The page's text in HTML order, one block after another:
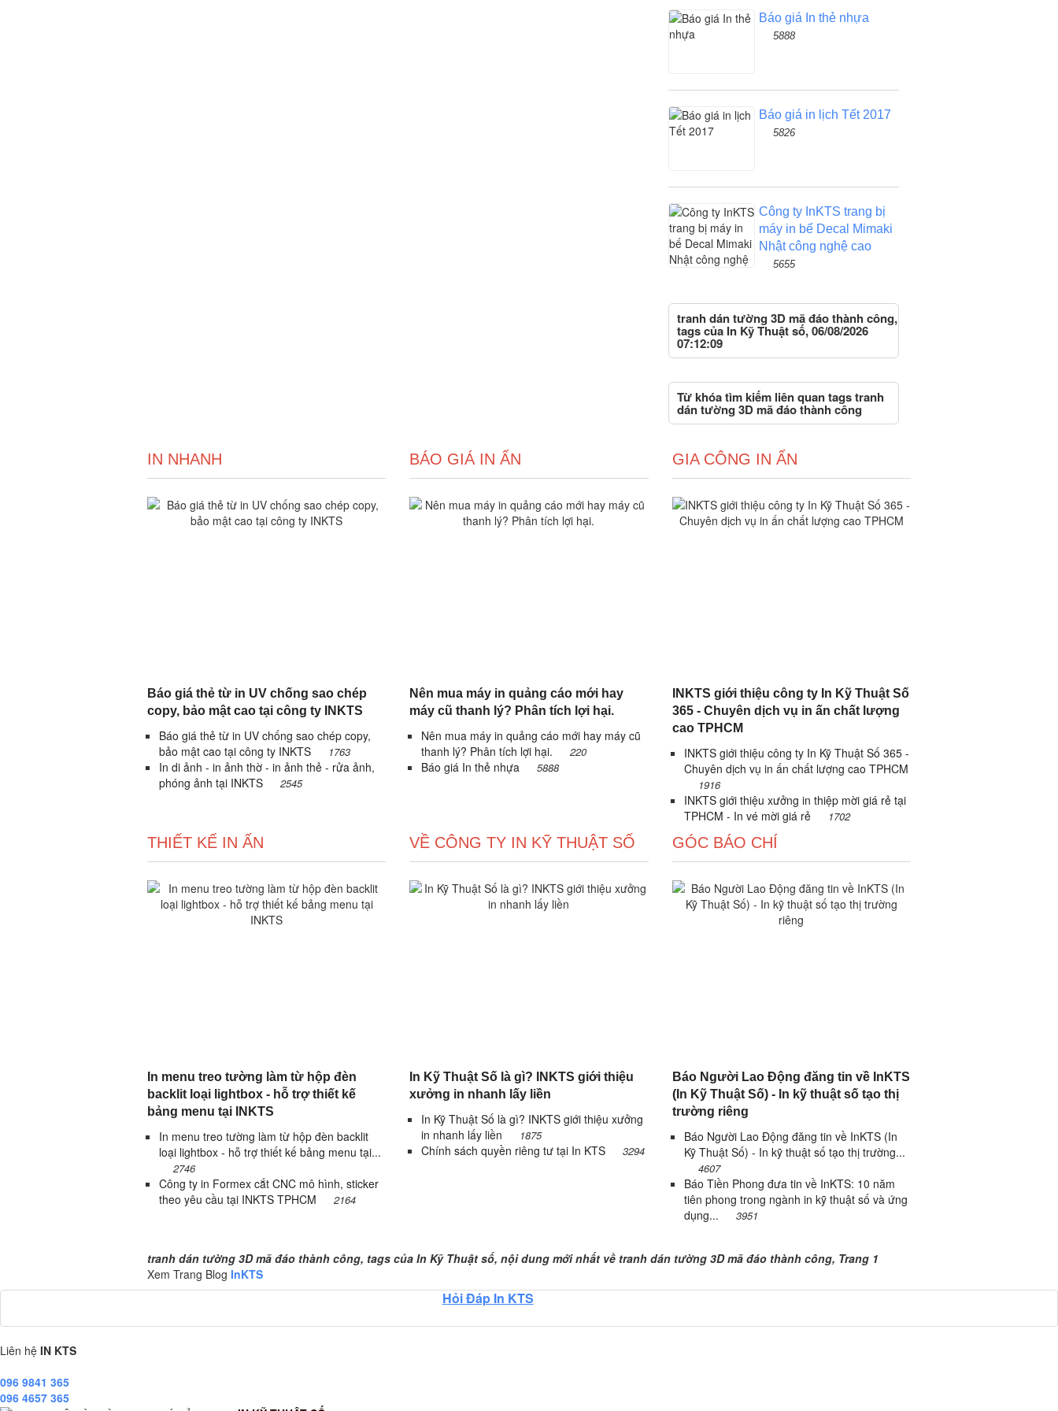
Báo giá In thẻ nhựa
5888
Báo giá in lịch Tết 2017
5826
Công ty InKTS trang bị
máy in bế Decal Mimaki
Nhật công nghệ cao
5655
tranh dán tường 3D mã đáo thành công,
tags của In Kỹ Thuật số, 06/08/2026
07:12:09
Từ khóa tìm kiếm liên quan tags tranh
dán tường 3D mã đáo thành công
IN NHANH
Báo giá thẻ từ in UV chống sao chép
copy, bảo mật cao tại công ty INKTS
Báo giá thẻ từ in UV chống sao chép copy,
bảo mật cao tại công ty INKTS
1763
In di ảnh - in ảnh thờ - in ảnh thẻ - rửa ảnh,
phóng ảnh tại INKTS
2545
BÁO GIÁ IN ẤN
Nên mua máy in quảng cáo mới hay
máy cũ thanh lý? Phân tích lợi hại.
Nên mua máy in quảng cáo mới hay máy cũ
thanh lý? Phân tích lợi hại.
220
Báo giá In thẻ nhựa 5888
GIA CÔNG IN ẤN
INKTS giới thiệu công ty In Kỹ Thuật Số
365 - Chuyên dịch vụ in ấn chất lượng
cao TPHCM
INKTS giới thiệu công ty In Kỹ Thuật Số 365 -
Chuyên dịch vụ in ấn chất lượng cao TPHCM
1916
INKTS giới thiệu xưởng in thiệp mời giá rẻ tại
TPHCM - In vé mời giá rẻ
1702
THIẾT KẾ IN ẤN
In menu treo tường làm từ hộp đèn
backlit loại lightbox - hỗ trợ thiết kế
bảng menu tại INKTS
In menu treo tường làm từ hộp đèn backlit
loại lightbox - hỗ trợ thiết kế bảng menu tại...
2746
Công ty in Formex cắt CNC mô hình, sticker
theo yêu cầu tại INKTS TPHCM
2164
VỀ CÔNG TY IN KỸ THUẬT SỐ
In Kỹ Thuật Số là gì? INKTS giới thiệu
xưởng in nhanh lấy liền
In Kỹ Thuật Số là gì? INKTS giới thiệu xưởng
in nhanh lấy liền
1875
Chính sách quyền riêng tư tại In KTS 3294
GÓC BÁO CHÍ
Báo Người Lao Động đăng tin về InKTS
(In Kỹ Thuật Số) - In kỹ thuật số tạo thị
trường riêng
Báo Người Lao Động đăng tin về InKTS (In
Kỹ Thuật Số) - In kỹ thuật số tạo thị trường...
4607
Báo Tiền Phong đưa tin về InKTS: 10 năm
tiên phong trong ngành in kỹ thuật số và ứng
dụng...
3951
tranh dán tường 3D mã đáo thành công, tags của In Kỹ Thuật số, nội dung mới nhất về tranh dán tường 3D mã đáo thành công, Trang 1
Xem Trang Blog InKTS
Hỏi Đáp In KTS
Liên hệ IN KTS
096 9841 365
096 4657 365